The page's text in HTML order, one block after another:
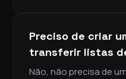
Preciso de criar
transferir listas
Não, não precisa de